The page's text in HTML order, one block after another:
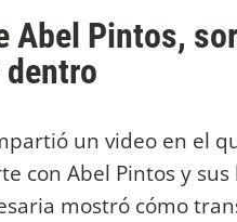
Abel Pintos,
un video en el
con Abel Pintos y sus
mostró cómo